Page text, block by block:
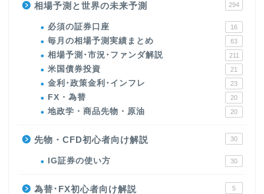
相場予測と世界の未来予測 294
必須の証券口座 16
毎月の相場予測実績まとめ 63
相場予測･市況･ファンダ解説 211
米国債券投資 21
金利･政策金利･インフレ 23
FX・為替 20
地政学・商品先物・原油 20
先物・CFD初心者向け解説 30
IG証券の使い方 30
為替･FX初心者向け解説 5